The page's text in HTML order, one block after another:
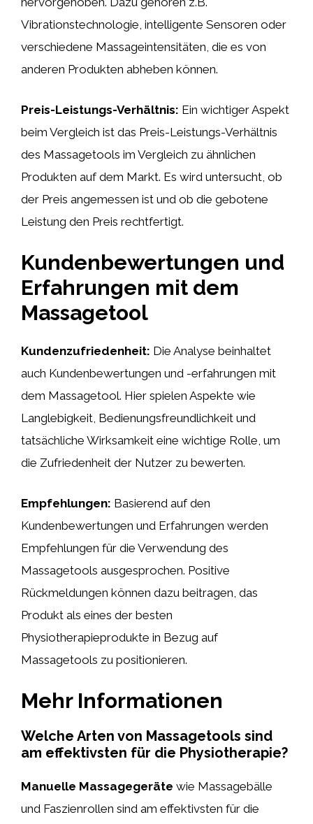
Vibrationstechnologie, intelligente Sensoren oder
verschiedene Massageintensitäten, die es von
anderen Produkten abheben können.
Preis-Leistungs-Verhältnis: Ein wichtiger Aspekt
beim Vergleich ist das Preis-Leistungs-Verhältnis
des Massagetools im Vergleich zu ähnlichen
Produkten auf dem Markt. Es wird untersucht, ob
der Preis angemessen ist und ob die gebotene
Leistung den Preis rechtfertigt.
Kundenbewertungen und
Erfahrungen mit dem
Massagetool
Kundenzufriedenheit: Die Analyse beinhaltet
auch Kundenbewertungen und -erfahrungen mit
dem Massagetool. Hier spielen Aspekte wie
Langlebigkeit, Bedienungsfreundlichkeit und
tatsächliche Wirksamkeit eine wichtige Rolle, um
die Zufriedenheit der Nutzer zu bewerten.
Empfehlungen: Basierend auf den
Kundenbewertungen und Erfahrungen werden
Empfehlungen für die Verwendung des
Massagetools ausgesprochen. Positive
Rückmeldungen können dazu beitragen, das
Produkt als eines der besten
Physiotherapieprodukte in Bezug auf
Massagetools zu positionieren.
Mehr Informationen
Welche Arten von Massagetools sind
am effektivsten für die Physiotherapie?
Manuelle Massagegeräte wie Massagebälle
und Faszienrollen sind am effektivsten für die